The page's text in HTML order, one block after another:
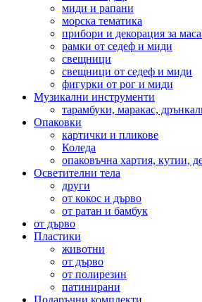
миди и рапани
морска тематика
прибори и декорация за
рамки от седеф и миди
свещници
свещници от седеф и миди
фигурки от рог и миди
Музикални инструменти
тарамбуки, маракас,
Опаковки
картички и пликове
Коледа
опаковъчна хартия, кутии,
Осветителни тела
други
от кокос и дърво
от ратан и бамбук
от дърво
Пластики
животни
от дърво
от полирезин
патинирани
Подаръчни комплекти